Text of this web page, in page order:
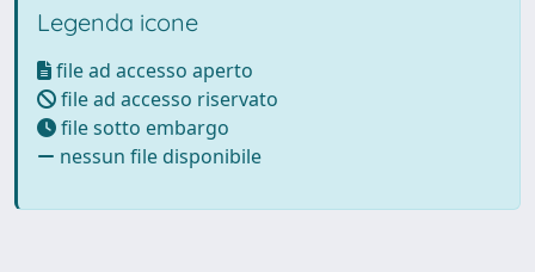
Legenda icone
file ad accesso aperto
file ad accesso riservato
file sotto embargo
nessun file disponibile